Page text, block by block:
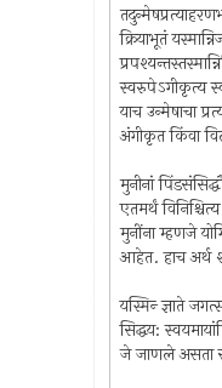
क्रियाभूतं
स्वरुपेऽगीकृत्य
याच उन्मेषाचा
अंगीकृत किंवा
मुनीनां
एतमर्थं
मुनींना म्हणजे
आहेत. हाच अर्थ
यस्मिन्‍ ज्ञाते
सिद्धय:
जे जाणले असता